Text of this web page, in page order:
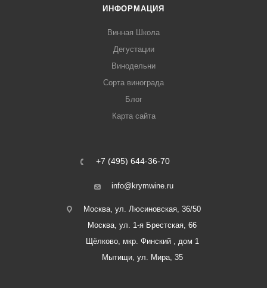
ИНФОРМАЦИЯ
Винная Школа
Дегустации
Винодельни
Сорта винограда
Блог
Карта сайта
+7 (495) 644-36-70
info@krymwine.ru
Москва, ул. Люсиновская, 36/50
Москва, ул. 1-я Брестская, 66
Щёлково, мкр. Финский , дом 1
Мытищи, ул. Мира, 35